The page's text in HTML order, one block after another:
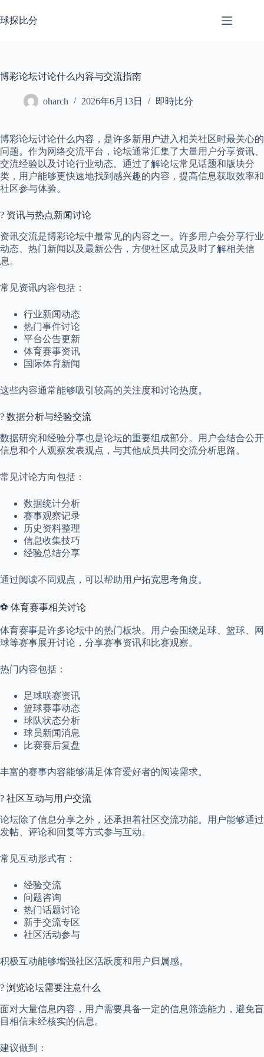
至
球探比分
博彩论坛讨论什么内容与交流指南
oharch 2026年6月13日 即時比分
博彩论坛讨论什么内容，是许多新用户进入相关社区时最关心的
问题。作为网络交流平台，论坛通常汇集了大量用户分享资讯、
交流经验以及讨论行业动态。通过了解论坛常见话题和版块分
类，用户能够更快速地找到感兴趣的内容，提高信息获取效率和
社区参与体验。
? 资讯与热点新闻讨论
资讯交流是博彩论坛中最常见的内容之一。许多用户会分享行业
动态、热门新闻以及最新公告，方便社区成员及时了解相关信
息。
常见资讯内容包括：
行业新闻动态
热门事件讨论
平台公告更新
体育赛事资讯
国际体育新闻
这些内容通常能够吸引较高的关注度和讨论热度。
? 数据分析与经验交流
数据研究和经验分享也是论坛的重要组成部分。用户会结合公开
信息和个人观察发表观点，与其他成员共同交流分析思路。
常见讨论方向包括：
数据统计分析
赛事观察记录
历史资料整理
信息收集技巧
经验总结分享
通过阅读不同观点，可以帮助用户拓宽思考角度。
⚽ 体育赛事相关讨论
体育赛事是许多论坛中的热门板块。用户会围绕足球、篮球、网
球等赛事展开讨论，分享赛事资讯和比赛观察。
热门内容包括：
足球联赛资讯
篮球赛事动态
球队状态分析
球员新闻消息
比赛赛后复盘
丰富的赛事内容能够满足体育爱好者的阅读需求。
? 社区互动与用户交流
论坛除了信息分享之外，还承担着社区交流功能。用户能够通过
发帖、评论和回复等方式参与互动。
常见互动形式有：
经验交流
问题咨询
热门话题讨论
新手交流专区
社区活动参与
积极互动能够增强社区活跃度和用户归属感。
? 浏览论坛需要注意什么
面对大量信息内容，用户需要具备一定的信息筛选能力，避免盲
目相信未经核实的信息。
建议做到：